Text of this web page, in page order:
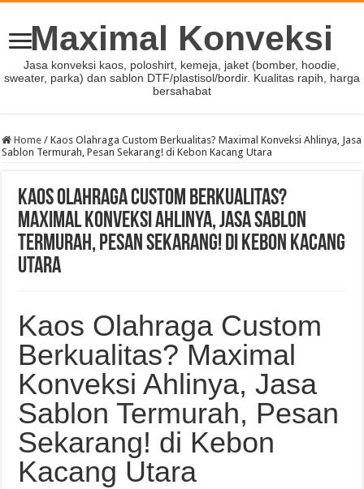
Maximal Konveksi
Jasa konveksi kaos, poloshirt, kemeja, jaket (bomber, hoodie,
sweater, parka) dan sablon DTF/plastisol/bordir. Kualitas rapih, harga
bersahabat
Home / Kaos Olahraga Custom Berkualitas? Maximal Konveksi Ahlinya, Jasa
Sablon Termurah, Pesan Sekarang! di Kebon Kacang Utara
Kaos Olahraga Custom Berkualitas?
Maximal Konveksi Ahlinya, Jasa Sablon
Termurah, Pesan Sekarang! di Kebon Kacang
Utara
Kaos Olahraga Custom
Berkualitas? Maximal
Konveksi Ahlinya, Jasa
Sablon Termurah, Pesan
Sekarang! di Kebon
Kacang Utara